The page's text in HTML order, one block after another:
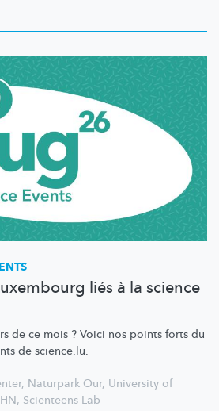
liés à la science
de ce mois ? Voici nos points forts du
de science.lu.
, Naturpark Our, University of
, Scienteens Lab